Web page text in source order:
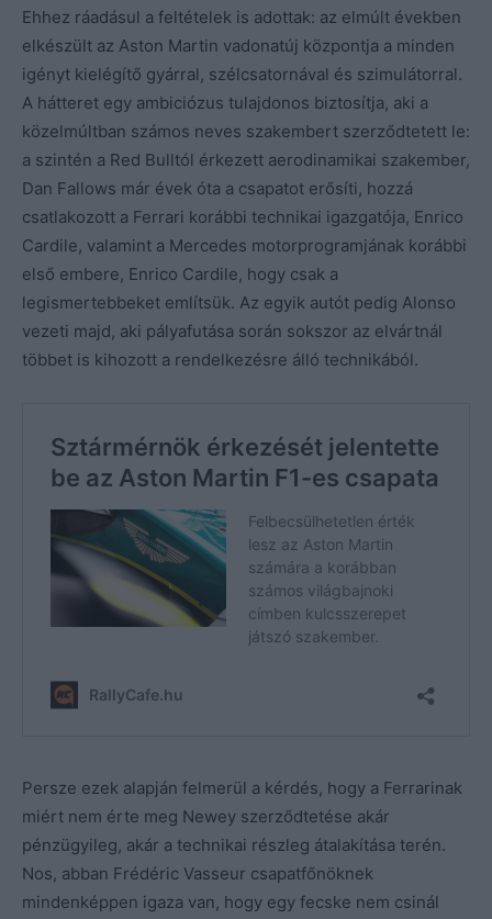
Ehhez ráadásul a feltételek is adottak: az elmúlt években
elkészült az Aston Martin vadonatúj központja a minden
igényt kielégítő gyárral, szélcsatornával és szimulátorral.
A hátteret egy ambiciózus tulajdonos biztosítja, aki a
közelmúltban számos neves szakembert szerződtetett le:
a szintén a Red Bulltól érkezett aerodinamikai szakember,
Dan Fallows már évek óta a csapatot erősíti, hozzá
csatlakozott a Ferrari korábbi technikai igazgatója, Enrico
Cardile, valamint a Mercedes motorprogramjának korábbi
első embere, Enrico Cardile, hogy csak a
legismertebbeket említsük. Az egyik autót pedig Alonso
vezeti majd, aki pályafutása során sokszor az elvártnál
többet is kihozott a rendelkezésre álló technikából.
Persze ezek alapján felmerül a kérdés, hogy a Ferrarinak
miért nem érte meg Newey szerződtetése akár
pénzügyileg, akár a technikai részleg átalakítása terén.
Nos, abban Frédéric Vasseur csapatfőnöknek
mindenképpen igaza van, hogy egy fecske nem csinál